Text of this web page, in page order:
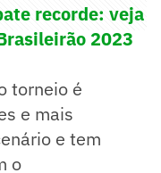
recorde: veja
2023
torneio é
e mais
e tem
o